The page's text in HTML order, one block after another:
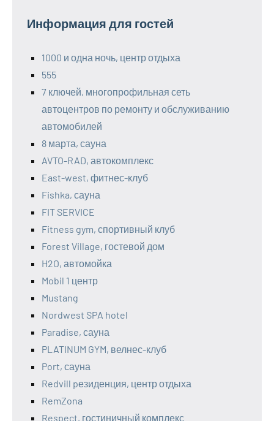
Информация для гостей
1000 и одна ночь, центр отдыха
555
7 ключей, многопрофильная сеть
автоцентров по ремонту и обслуживанию
автомобилей
8 марта, сауна
AVTO-RAD, автокомплекс
East-west, фитнес-клуб
Fishka, сауна
FIT SERVICE
Fitness gym, спортивный клуб
Forest Village, гостевой дом
H2O, автомойка
Mobil 1 центр
Mustang
Nordwest SPA hotel
Paradise, сауна
PLATINUM GYM, велнес-клуб
Port, сауна
Redvill pезиденция, центр отдыха
RemZona
Respect, гостиничный комплекс